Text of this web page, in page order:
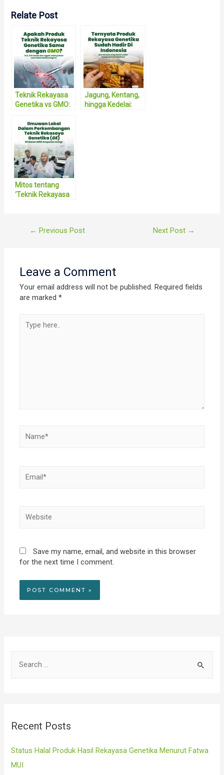
Relate Post
Teknik Rekayasa
Genetika vs GMO:
Miskonsepsi dan
Fakta di Balik
Inovasi Pangan
Modern
Jagung, Kentang,
hingga Kedelai:
Mitos tentang
‘Teknik Rekayasa
Post
← Previous Post Next Post →
Leave a Comment
Your email address will not be published. Required fields
are marked*
here..
Save my name, email, and website in this browser
for the next time I comment.
h
Recent Posts
Status Halal Produk Hasil Rekayasa Genetika Menurut Fatwa
MUI